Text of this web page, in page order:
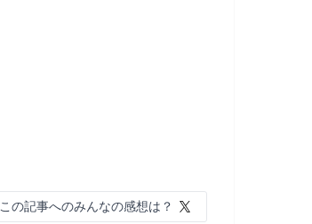
この記事へのみんなの感想は？